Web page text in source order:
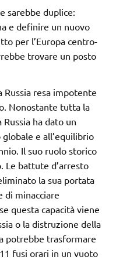
sarebbe duplice:
e definire un nuovo
per l’Europa centro-
trovare un posto
Russia resa impotente
Nonostante tutta la
ha dato un
e all’equilibrio
Il suo ruolo storico
Le battute d’arresto
la sua portata
di minacciare
questa capacità viene
o la distruzione della
potrebbe trasformare
fusi orari in un vuoto